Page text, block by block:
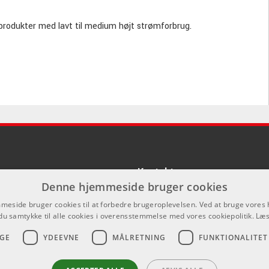
med lavt til medium højt strømforbrug.
Kontakt
Som privatperson kan du ikke købe
hjemmeside, alt salg foregår
info@emnordic.dk
Denne hjemmeside bruger cookies
bruger cookies til at forbedre brugeroplevelsen. Ved at bruge vores
samtykke til alle cookies i overensstemmelse med vores cookiepolitik.
YDEEVNE MÅLRETNING FUNKTIONALITET